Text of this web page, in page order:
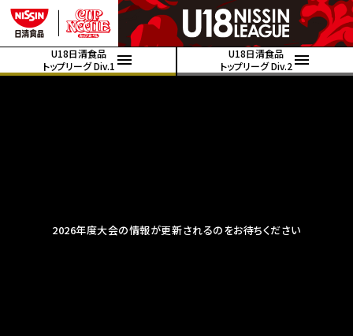
U18日清食品
トップリーグ Div.1
U18日清食品
トップリーグ Div.2
2026年度大会の情報が更新されるのをお待ちください